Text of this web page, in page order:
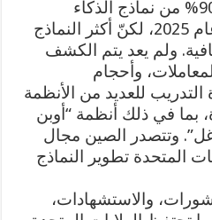
أنتجت الصناعة أكثر من 90% من نماذج الذكاء
الاصطناعي البارزة في عام 2025، لكنّ أكثر النماذج
ولم يعد يتم الكشف
وأحجام
للعديد من الأنظمة
بما في ذلك أنظمة “أوبن
وتتصدر الصين مجال
المتحدة تطوير النماذج
والاستشهادات،